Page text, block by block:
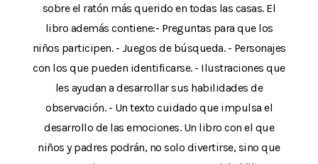
sobre el ratón más querido en todas las casas. El
libro además contiene:- Preguntas para que los
niños participen. - Juegos de búsqueda. - Personajes
con los que pueden identificarse. - Ilustraciones que
les ayudan a desarrollar sus habilidades de
observación. - Un texto cuidado que impulsa el
desarrollo de las emociones. Un libro con el que
niños y padres podrán, no solo divertirse, sino que